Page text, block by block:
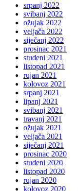
srpanj 2022
svibanj 2022
ožujak 2022
veljača 2022
siječanj 2022
prosinac 2021
studeni 2021
listopad 2021
rujan 2021
kolovoz 2021
srpanj 2021
lipanj 2021
svibanj 2021
travanj 2021
ožujak 2021
veljača 2021
siječanj 2021
prosinac 2020
studeni 2020
listopad 2020
rujan 2020
kolovoz 2020